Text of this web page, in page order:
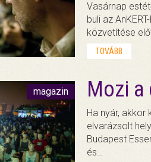
Vasárnap
buli az
közvetítése
TOVÁBB
magazin Mozi
Ha nyár,
elvarázsolt
Budapest
és…